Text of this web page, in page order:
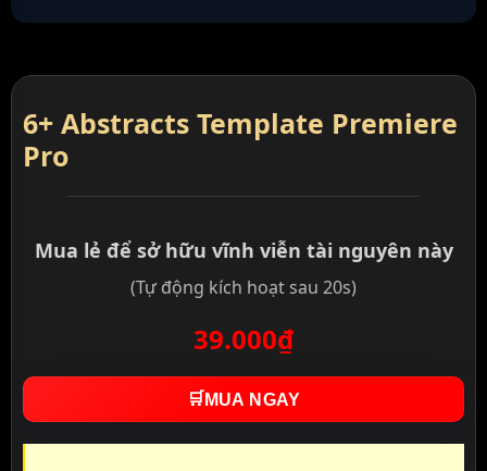
6+ Abstracts Template Premiere
Pro
Mua lẻ để sở hữu vĩnh viễn tài nguyên này
(Tự động kích hoạt sau 20s)
39.000₫
🛒 MUA NGAY